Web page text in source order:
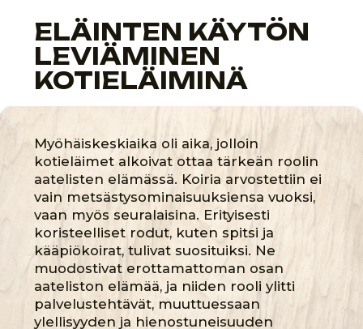
VARHAINEN
KESKIAIKA
476 – 1000-LUVUT
LUKU